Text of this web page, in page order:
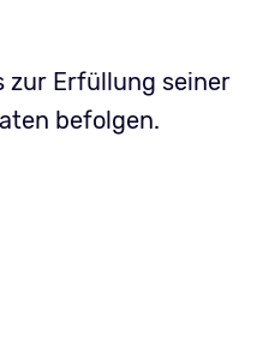
zur Erfüllung seiner
befolgen.